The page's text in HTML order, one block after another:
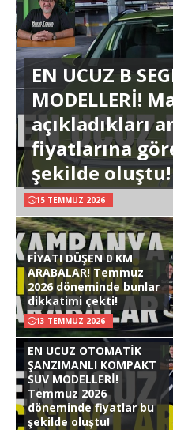
EN UCUZ B
MODELLERİ!
açıkladıkları
fiyatlarına
şekilde oluştu!
15 TEMMUZ 2026
FİYATI DÜŞEN 0 KM
ARABALAR! Temmuz
2026 döneminde bunlar
dikkatimi çekti!
13 TEMMUZ 2026
EN UCUZ OTOMATİK
ŞANZIMANLI KOMPAKT
SUV MODELLERİ!
Temmuz 2026
döneminde fiyatlar bu
şekilde oluştu!